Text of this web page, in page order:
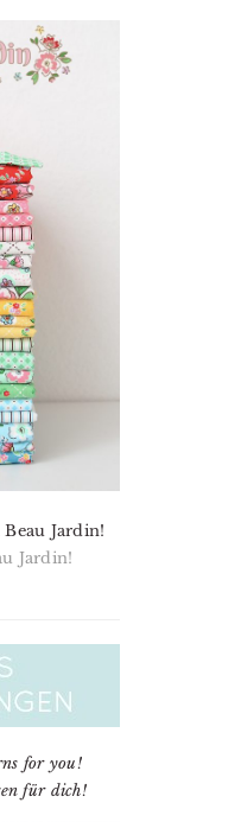
Jardin!
Jardin!
for you!
für dich!